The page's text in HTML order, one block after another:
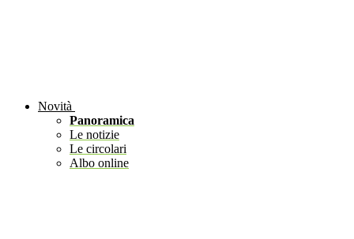
Novità
Panoramica
Le notizie
Le circolari
Albo online